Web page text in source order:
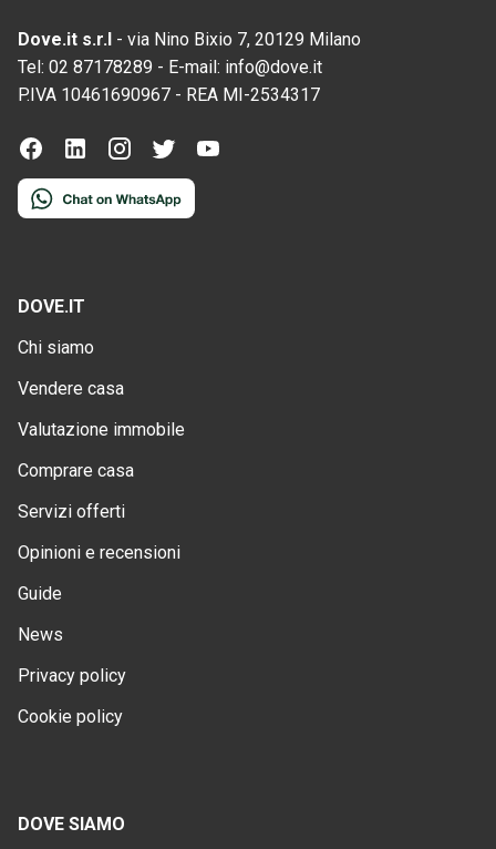
Dove.it s.r.l - via Nino Bixio 7, 20129 Milano
Tel: 02 87178289 - E-mail: info@dove.it
P.IVA 10461690967 - REA MI-2534317
DOVE.IT
Chi siamo
Vendere casa
Valutazione immobile
Comprare casa
Servizi offerti
Opinioni e recensioni
Guide
News
Privacy policy
Cookie policy
DOVE SIAMO